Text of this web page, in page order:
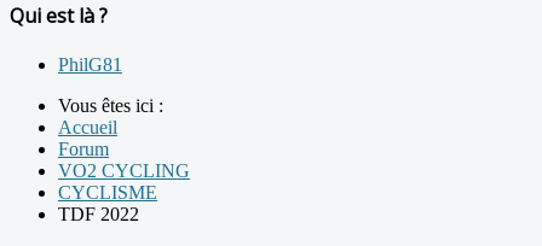
Qui est là ?
PhilG81
Vous êtes ici :
Accueil
Forum
VO2 CYCLING
CYCLISME
TDF 2022